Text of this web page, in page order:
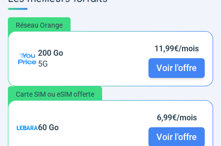
Réseau Orange
200 Go
5G
11,99€/mois
Voir l'offre
Carte SIM ou eSIM offerte
60 Go
6,99€/mois
Voir l'offre